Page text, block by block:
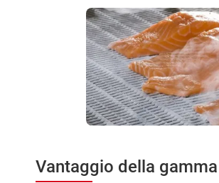
Vantaggio della